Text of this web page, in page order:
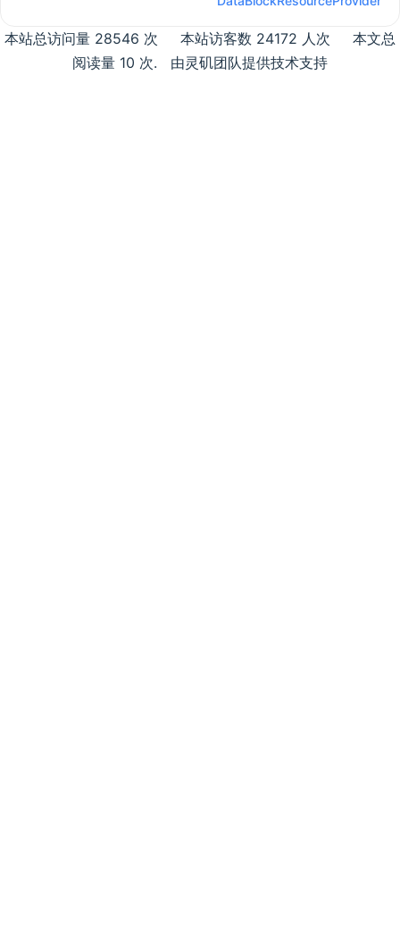
本站总访问量 28546 次 本站访客数 24172 人次
本文总
阅读量 10 次. 由灵矶团队提供技术支持